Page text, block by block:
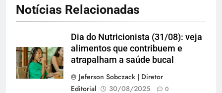
Notícias Relacionadas
Dia do Nutricionista (31/08): veja
alimentos que contribuem e
atrapalham a saúde bucal
Jeferson Sobczack | Diretor
Editorial
30/08/2025 0